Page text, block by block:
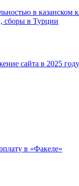
в
сборы в Турции
сайта в 2025 году
в «Факеле»